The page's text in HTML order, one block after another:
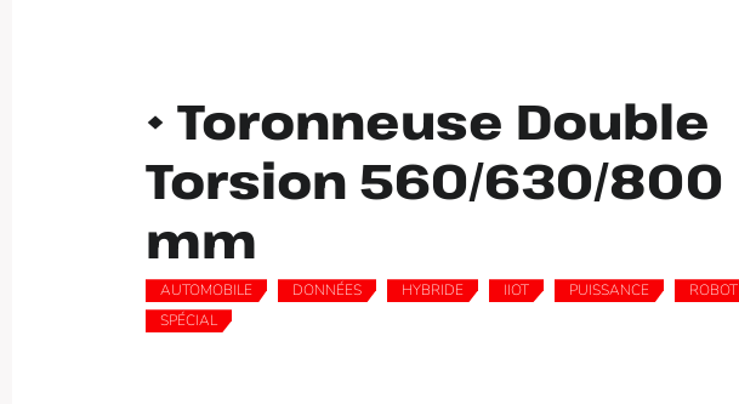
• Toronneuse Double
Torsion 560/630/800
mm
AUTOMOBILE DONNÉES HYBRIDE IIOT PUISSANCE ROBOT
SPÉCIAL